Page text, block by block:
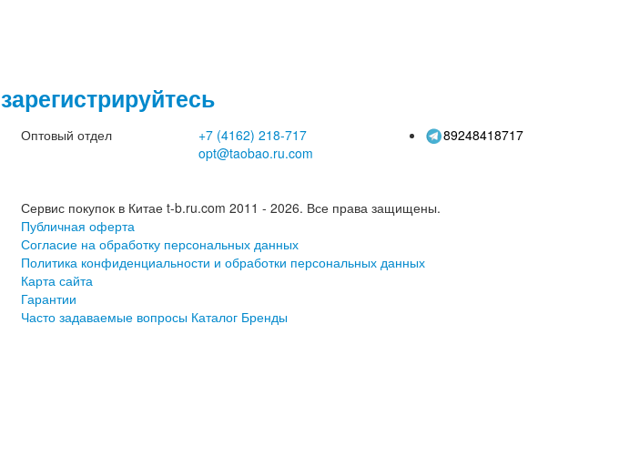
зарегистрируйтесь
Оптовый отдел +7 (4162) 218-717
opt@taobao.ru.com
89248418717
Сервис покупок в Китае t-b.ru.com 2011 - 2026. Все права защищены.
Публичная оферта
Согласие на обработку персональных данных
Политика конфиденциальности и обработки персональных данных
Карта сайта
Гарантии
Часто задаваемые вопросы Каталог Бренды